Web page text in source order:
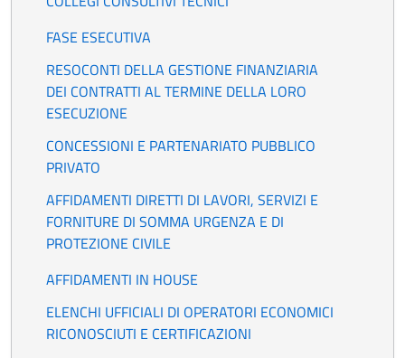
FASE ESECUTIVA
RESOCONTI DELLA GESTIONE FINANZIARIA
DEI CONTRATTI AL TERMINE DELLA LORO
ESECUZIONE
CONCESSIONI E PARTENARIATO PUBBLICO
PRIVATO
AFFIDAMENTI DIRETTI DI LAVORI, SERVIZI E
FORNITURE DI SOMMA URGENZA E DI
PROTEZIONE CIVILE
AFFIDAMENTI IN HOUSE
ELENCHI UFFICIALI DI OPERATORI ECONOMICI
RICONOSCIUTI E CERTIFICAZIONI